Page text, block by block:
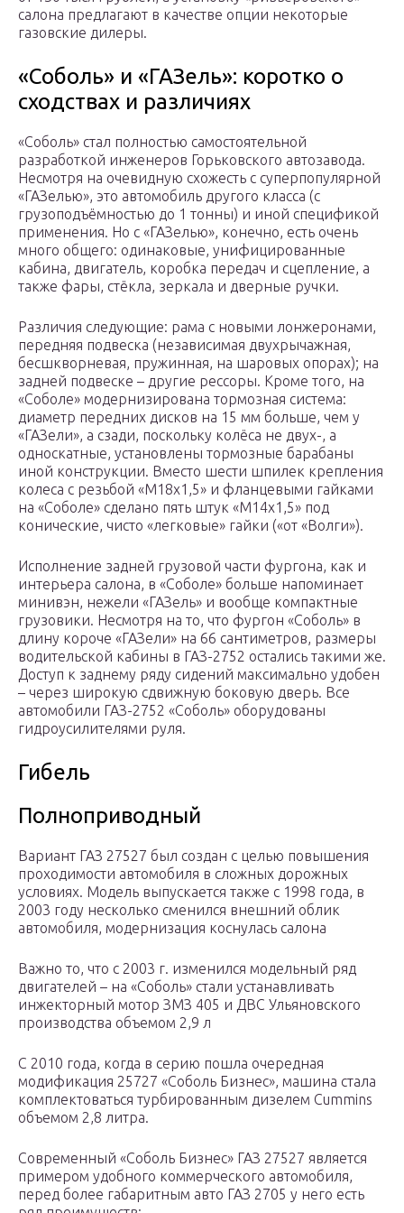
салона предлагают в качестве опции некоторые
газовские дилеры.
«Соболь» и «ГАЗель»: коротко о
сходствах и различиях
«Соболь» стал полностью самостоятельной
разработкой инженеров Горьковского автозавода.
Несмотря на очевидную схожесть с суперпопулярной
«ГАЗелью», это автомобиль другого класса (с
грузоподъёмностью до 1 тонны) и иной спецификой
применения. Но с «ГАЗелью», конечно, есть очень
много общего: одинаковые, унифицированные
кабина, двигатель, коробка передач и сцепление, а
также фары, стёкла, зеркала и дверные ручки.
Различия следующие: рама с новыми лонжеронами,
передняя подвеска (независимая двухрычажная,
бесшкворневая, пружинная, на шаровых опорах); на
задней подвеске – другие рессоры. Кроме того, на
«Соболе» модернизирована тормозная система:
диаметр передних дисков на 15 мм больше, чем у
«ГАЗели», а сзади, поскольку колёса не двух-, а
односкатные, установлены тормозные барабаны
иной конструкции. Вместо шести шпилек крепления
колеса с резьбой «М18х1,5» и фланцевыми гайками
на «Соболе» сделано пять штук «М14х1,5» под
конические, чисто «легковые» гайки («от «Волги»).
Исполнение задней грузовой части фургона, как и
интерьера салона, в «Соболе» больше напоминает
минивэн, нежели «ГАЗель» и вообще компактные
грузовики. Несмотря на то, что фургон «Соболь» в
длину короче «ГАЗели» на 66 сантиметров, размеры
водительской кабины в ГАЗ-2752 остались такими же.
Доступ к заднему ряду сидений максимально удобен
– через широкую сдвижную боковую дверь. Все
автомобили ГАЗ-2752 «Соболь» оборудованы
гидроусилителями руля.
Гибель
Полноприводный
Вариант ГАЗ 27527 был создан с целью повышения
проходимости автомобиля в сложных дорожных
условиях. Модель выпускается также с 1998 года, в
2003 году несколько сменился внешний облик
автомобиля, модернизация коснулась салона
Важно то, что с 2003 г. изменился модельный ряд
двигателей – на «Соболь» стали устанавливать
инжекторный мотор ЗМЗ 405 и ДВС Ульяновского
производства объемом 2,9 л
С 2010 года, когда в серию пошла очередная
модификация 25727 «Соболь Бизнес», машина стала
комплектоваться турбированным дизелем Cummins
объемом 2,8 литра.
Современный «Соболь Бизнес» ГАЗ 27527 является
примером удобного коммерческого автомобиля,
перед более габаритным авто ГАЗ 2705 у него есть